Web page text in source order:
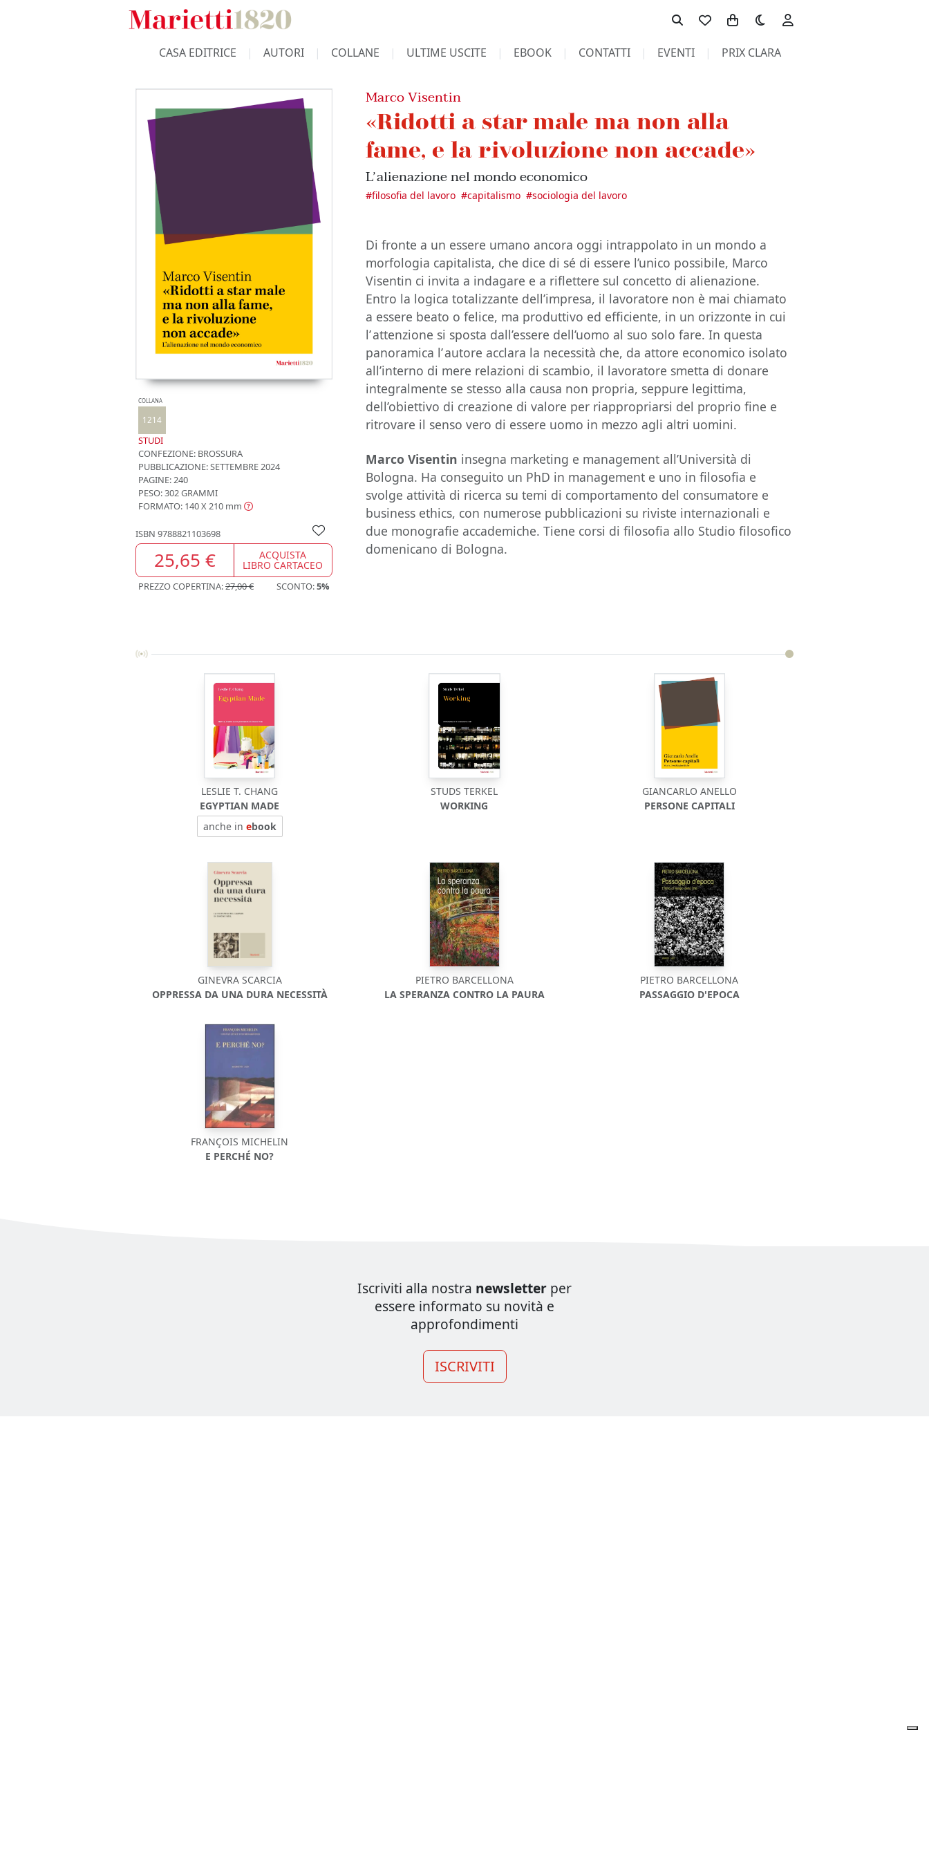
Toggle theme
CASA EDITRICE AUTORI COLLANE ULTIME USCITE EBOOK CONTATTI EVENTI PRIX CLARA
COLLANA
1214
STUDI
CONFEZIONE: BROSSURA
PUBBLICAZIONE:SETTEMBRE 2024
PAGINE: 240
PESO: 302 GRAMMI
FORMATO: 140 X 210 mm
ISBN 9788821103698
25,65 € ACQUISTA
LIBRO CARTACEO
PREZZO COPERTINA:27,00 € SCONTO:5%
Marco Visentin
«Ridotti a star male ma non alla
fame, e la rivoluzione non accade»
L’ alienazione nel mondo economico
#filosofia del lavoro #capitalismo #sociologia del lavoro
Di fronte a un essere umano ancora oggi intrappolato in un mondo a
morfologia capitalista, che dice di sé di essere l’unico possibile, Marco
Visentin ci invita a indagare e a riflettere sul concetto di alienazione.
Entro la logica totalizzante dell’impresa, il lavoratore non è mai chiamato
a essere beato o felice, ma produttivo ed efficiente, in un orizzonte in cui
l’ attenzione si sposta dall’essere dell’uomo al suo solo fare. In questa
panoramica l’ autore acclara la necessità che, da attore economico isolato
all’interno di mere relazioni di scambio, il lavoratore smetta di donare
integralmente se stesso alla causa non propria, seppure legittima,
dell’obiettivo di creazione di valore per riappropriarsi del proprio fine e
ritrovare il senso vero di essere uomo in mezzo agli altri uomini.
Marco Visentin insegna marketing e management all’Università di
Bologna. Ha conseguito un PhD in management e uno in filosofia e
svolge attività di ricerca su temi di comportamento del consumatore e
business ethics, con numerose pubblicazioni su riviste internazionali e
due monografie accademiche. Tiene corsi di filosofia allo Studio filosofico
domenicano di Bologna.
LESLIE T. CHANG
EGYPTIAN MADE
anche in ebook
STUDS TERKEL
WORKING
GIANCARLO ANELLO
PERSONE CAPITALI
GINEVRA SCARCIA
OPPRESSA DA UNA DURA NECESSITÀ
PIETRO BARCELLONA
LA SPERANZA CONTRO LA PAURA
PIETRO BARCELLONA
PASSAGGIO D'EPOCA
FRANÇOIS MICHELIN
E PERCHÉ NO?
Iscriviti alla nostra newsletter per
essere informato su novità e
approfondimenti
ISCRIVITI